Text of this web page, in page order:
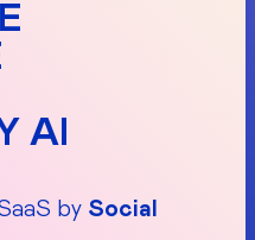
AI
by Social